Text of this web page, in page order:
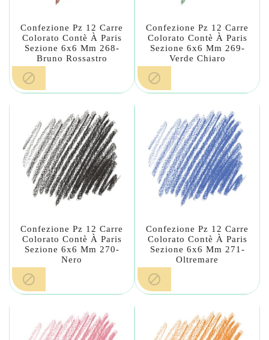
Confezione Pz 12 Carre
Colorato Contè À Paris
Sezione 6x6 Mm 268-
Bruno Rossastro

Confezione Pz 12 Carre
Colorato Contè À Paris
Sezione 6x6 Mm 269-
Verde Chiaro

Confezione Pz 12 Carre
Colorato Contè À Paris
Sezione 6x6 Mm 270-
Nero

Confezione Pz 12 Carre
Colorato Contè À Paris
Sezione 6x6 Mm 271-
Oltremare
